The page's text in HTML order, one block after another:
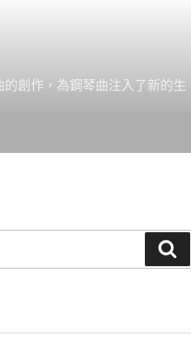
創作，為鋼琴曲注入了新的生
尋